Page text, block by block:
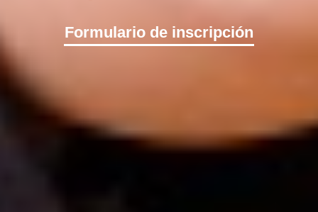
Formulario de inscripción